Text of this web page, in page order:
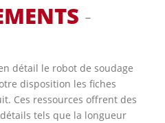
-
détail le robot de soudage
disposition les fiches
Ces ressources offrent des
tels que la longueur